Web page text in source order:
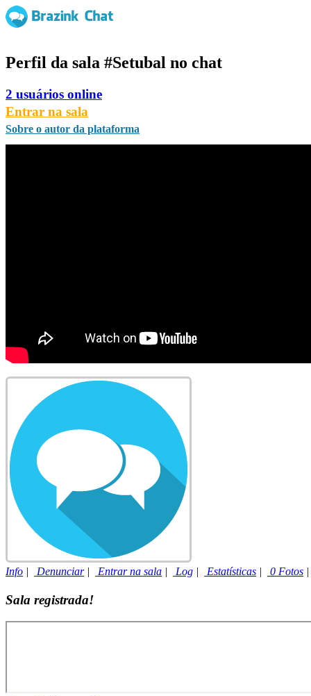
Perfil da sala #Setubal no chat
2 usuários online
Entrar na sala
Sobre o autor da plataforma
Info | Denunciar| Entrar na sala | Log | Estatísticas | 0 Fotos
Sala registrada!